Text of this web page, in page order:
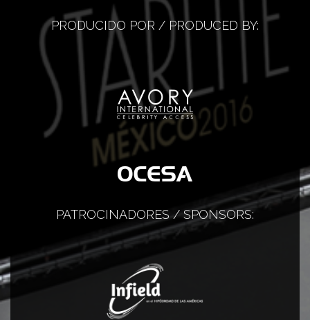
PRODUCIDO POR / PRODUCED BY:
PATROCINADORES / SPONSORS: